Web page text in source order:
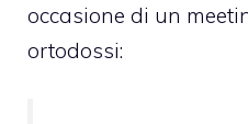
occasione di un
ortodossi: